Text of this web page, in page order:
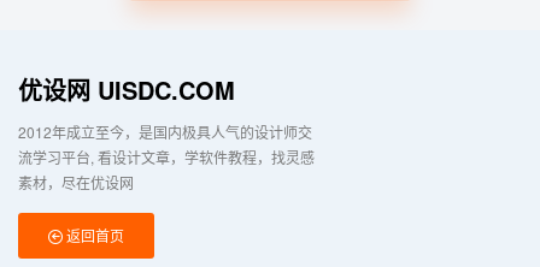
优设网 UISDC.COM
2012年成立至今，是国内极具人气的设计师交
流学习平台 看设计文章，学软件教程，找灵感
素材，尽在优设网
返回首页